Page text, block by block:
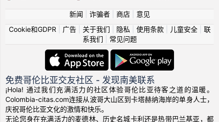
新闻 诈骗者| 商店| 意见
Cookie和GDPR
广告| 关于我们 隐私 使用条款| 儿童安全| 联
系我们
常见问题
免费哥伦比亚交友社区 - 发现南美联系
¡Hola! 通过我们充满活力的社区体验哥伦比亚待客之道的温暖。
Colombia-citas.com连接从波哥大山区到卡塔赫纳海岸的单身人士，
庆祝哥伦比亚文化的激情和快乐。
无论您身在充满活力的麦德林、历史名城卡利还是热带巴兰基亚，都